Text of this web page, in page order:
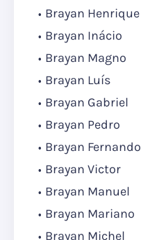
Brayan Henrique
Brayan Inácio
Brayan Magno
Brayan Luís
Brayan Gabriel
Brayan Pedro
Brayan Fernando
Brayan Victor
Brayan Manuel
Brayan Mariano
Brayan Michel